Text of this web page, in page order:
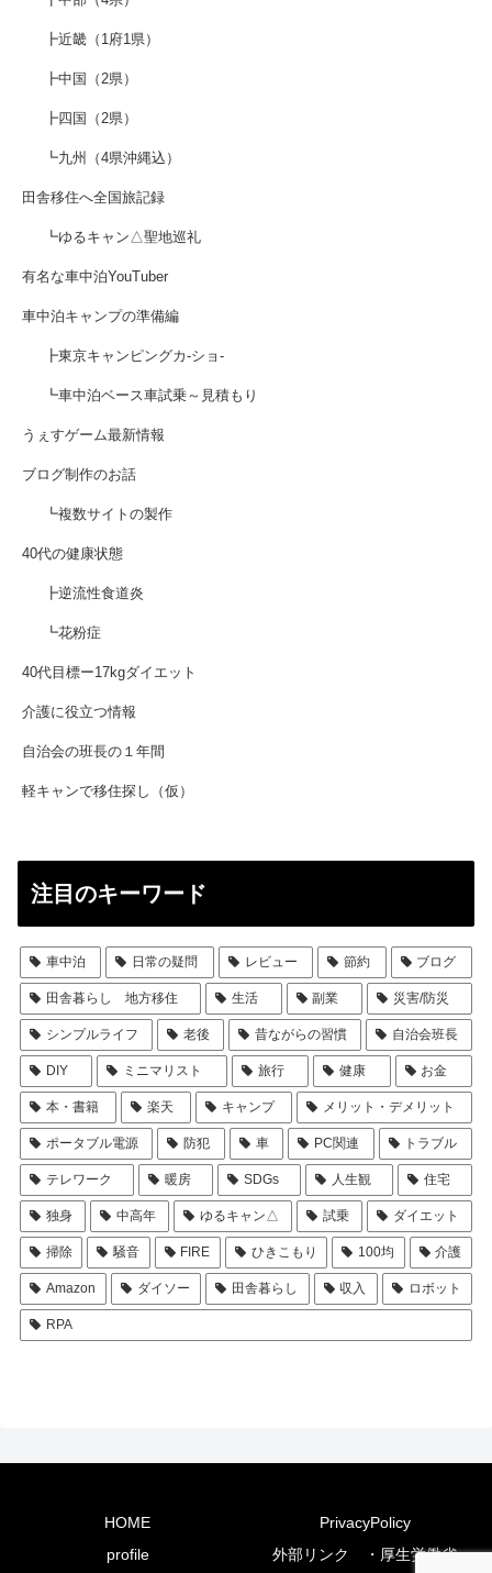
┣近畿（1府1県）
┣中国（2県）
┣四国（2県）
┗九州（4県沖縄込）
田舎移住へ全国旅記録
┗ゆるキャン△聖地巡礼
有名な車中泊YouTuber
車中泊キャンプの準備編
┣東京キャンピングカ-ショ-
┗車中泊ベース車試乗～見積もり
うぇすゲーム最新情報
ブログ制作のお話
┗複数サイトの製作
40代の健康状態
┣逆流性食道炎
┗花粉症
40代目標ー17kgダイエット
介護に役立つ情報
自治会の班長の１年間
軽キャンで移住探し（仮）
注目のキーワード
車中泊 日常の疑問 レビュー 節約 ブログ
田舎暮らし 地方移住 生活 副業 災害/防災
シンプルライフ 老後 昔ながらの習慣 自治会班長
DIY ミニマリスト 旅行 健康 お金
本・書籍 楽天 キャンプ メリット・デメリット
ポータブル電源 防犯 車 PC関連 トラブル
テレワーク 暖房 SDGs 人生観 住宅
独身 中高年 ゆるキャン△ 試乗 ダイエット
掃除 騒音 FIRE ひきこもり 100均 介護
Amazon ダイソー 田舎暮らし 収入 ロボット
RPA
HOME
PrivacyPolicy
profile
外部リンク ・厚生労働省